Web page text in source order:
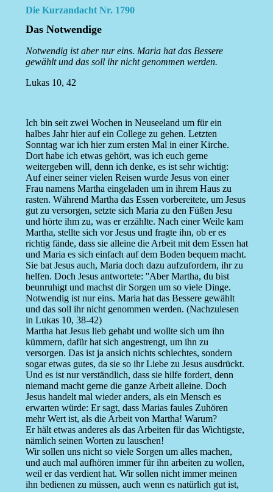
Die Kurzandacht Nr. 1790
Das Notwendige
Notwendig ist aber nur eins. Maria hat das Bessere
gewählt und das soll ihr nicht genommen werden.
Lukas 10, 42
Ich bin seit zwei Wochen in Neuseeland um für ein
halbes Jahr hier auf ein College zu gehen. Letzten
Sonntag war ich hier zum ersten Mal in einer Kirche.
Dort habe ich etwas gehört, was ich euch gerne
weitergeben will, denn ich denke, es ist sehr wichtig:
Auf einer seiner vielen Reisen wurde Jesus von einer
Frau namens Martha eingeladen um in ihrem Haus zu
rasten. Während Martha das Essen vorbereitete, um Jesus
gut zu versorgen, setzte sich Maria zu den Füßen Jesu
und hörte ihm zu, was er erzählte. Nach einer Weile kam
Martha, stellte sich vor Jesus und fragte ihn, ob er es
richtig fände, dass sie alleine die Arbeit mit dem Essen hat
und Maria es sich einfach auf dem Boden bequem macht.
Sie bat Jesus auch, Maria doch dazu aufzufordern, ihr zu
helfen. Doch Jesus antwortete: ''Aber Martha, du bist
beunruhigt und machst dir Sorgen um so viele Dinge.
Notwendig ist nur eins. Maria hat das Bessere gewählt
und das soll ihr nicht genommen werden. (Nachzulesen
in Lukas 10, 38-42)
Martha hat Jesus lieb gehabt und wollte sich um ihn
kümmern, dafür hat sich angestrengt, um ihn zu
versorgen. Das ist ja ansich nichts schlechtes, sondern
sogar etwas gutes, da sie so ihr Liebe zu Jesus ausdrückt.
Und es ist nur verständlich, dass sie hilfe fordert, denn
niemand macht gerne die ganze Arbeit alleine. Doch
Jesus handelt mal wieder anders, als ein Mensch es
erwarten würde: Er sagt, dass Marias faules Zuhören
mehr Wert ist, als die Arbeit von Martha! Warum?
Er hält etwas anderes als das Arbeiten für das Wichtigste,
nämlich seinen Worten zu lauschen!
Wir sollen uns nicht so viele Sorgen um alles machen,
und auch mal aufhören immer für ihn arbeiten zu wollen,
weil er das verdient hat. Wir sollen nicht immer meinen
ihn bedienen zu müssen, auch wenn es natürlich gut ist,